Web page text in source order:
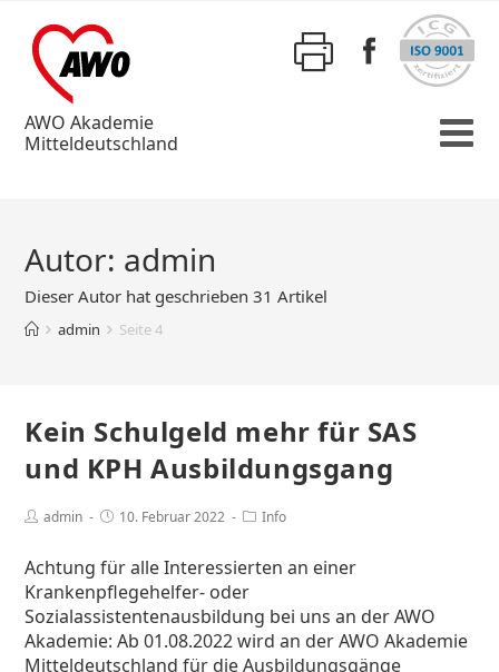
AWO Akademie
Mitteldeutschland
Autor: admin
Dieser Autor hat geschrieben 31 Artikel
admin Seite 4
Kein Schulgeld mehr für SAS
und KPH Ausbildungsgang
admin 10. Februar 2022 Info
Achtung für alle Interessierten an einer
Krankenpflegehelfer- oder
Sozialassistentenausbildung bei uns an der AWO
Akademie: Ab 01.08.2022 wird an der AWO Akademie
Mitteldeutschland für die Ausbildungsgänge